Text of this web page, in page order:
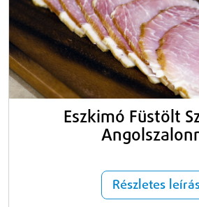
Eszkimó Füstölt
Részletes